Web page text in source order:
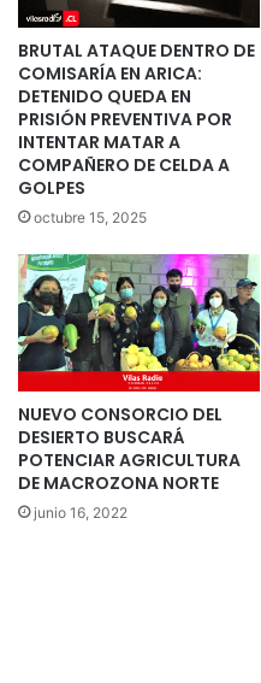
BRUTAL ATAQUE DENTRO DE
COMISARÍA EN ARICA:
DETENIDO QUEDA EN
PRISIÓN PREVENTIVA POR
INTENTAR MATAR A
COMPAÑERO DE CELDA A
GOLPES
octubre 15, 2025
NUEVO CONSORCIO DEL
DESIERTO BUSCARÁ
POTENCIAR AGRICULTURA
DE MACROZONA NORTE
junio 16, 2022